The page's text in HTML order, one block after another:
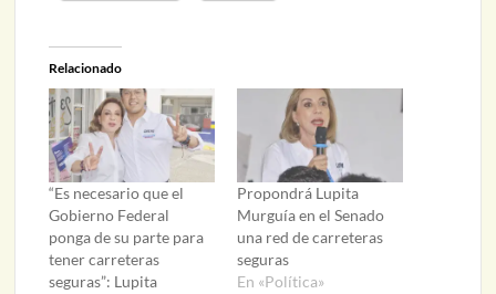
Relacionado
“Es necesario que el
Gobierno Federal
ponga de su parte para
tener carreteras
seguras”: Lupita
Propondrá Lupita
Murguía en el Senado
una red de carreteras
seguras
En «Política»